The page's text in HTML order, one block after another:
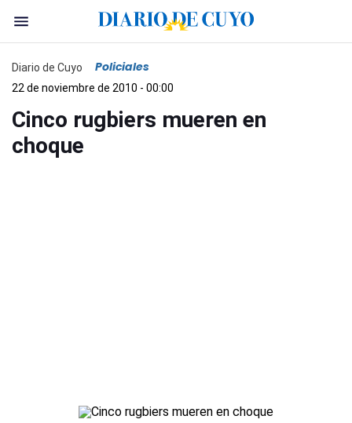
Diario de Cuyo Policiales
22 de noviembre de 2010 - 00:00
Cinco rugbiers mueren en
choque